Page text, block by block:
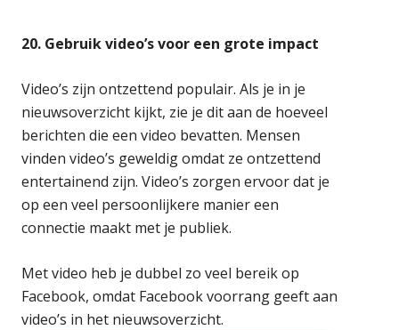
20. Gebruik video’s voor een grote impact
Video’s zijn ontzettend populair. Als je in je
nieuwsoverzicht kijkt, zie je dit aan de hoeveel
berichten die een video bevatten. Mensen
vinden video’s geweldig omdat ze ontzettend
entertainend zijn. Video’s zorgen ervoor dat je
op een veel persoonlijkere manier een
connectie maakt met je publiek.
Met video heb je dubbel zo veel bereik op
Facebook, omdat Facebook voorrang geeft aan
video’s in het nieuwsoverzicht.